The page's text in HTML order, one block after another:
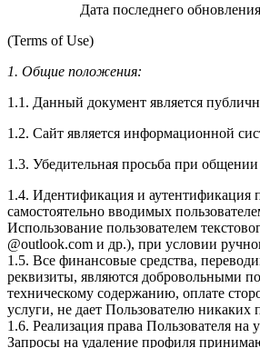
Дата последнего
(Terms of Use)
1. Общие положения:
1.1. Данный документ является
1.2. Сайт является информационной
1.3. Убедительная просьба при
1.4. Идентификация и аутентификация
самостоятельно вводимых
Использование пользователем
@outlook.com и др.), при условии
1.5. Все финансовые средства,
реквизиты, являются добровольными
техническому содержанию, оплате
услуги, не дает Пользователю
1.6. Реализация права Пользователя
Запросы на удаление профиля